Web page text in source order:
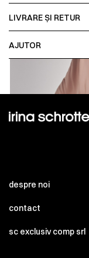
LIVRARE ȘI RETUR
AJUTOR
despre noi
contact
sc exclusiv comp srl